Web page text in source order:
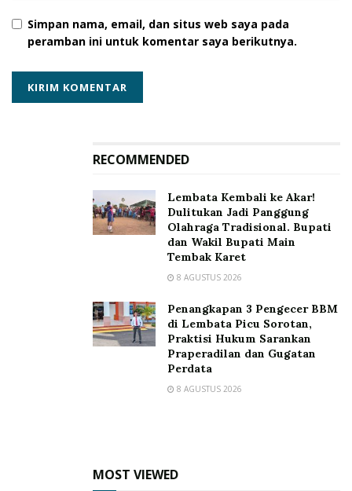
jika gugatan disusun tidak dengan cermat, maka
hasilnya sudah tentu gugatan dinyatakan tidak dapat
diterima atauniet ontvankelijke verklaard
penggugat lemah, tidak punya daya gedor.
menyandarkan nasib hukumnnya kepada
diramu penasihat hukum Latif Mangan
kurang cermat, dalam persidangan
berhasil ditangkis melalui Ekseps dari
pihak lawan dalam hal ini pak Mahmudin
Tukang, gugatan Latif Mangan kandas,
walau telah mengeluarkan banyak energi
termasuk biaya, waktu dan lain
sebagainya.” tutup Yohanes.
Kantor Advokat Juprians Lamablawa dan Rekan
Yohanes Carolus Songgur
Simpan nama, email, dan situs web saya pada
peramban ini untuk komentar saya berikutnya.
RECOMMENDED
Lembata Kembali ke Akar!
Dulitukan Jadi Panggung
Olahraga Tradisional. Bupati
dan Wakil Bupati Main
Tembak Karet
8 AGUSTUS 2026
Penangkapan 3 Pengecer BBM
di Lembata Picu Sorotan,
Praktisi Hukum Sarankan
Praperadilan dan Gugatan
Perdata
8 AGUSTUS 2026
MOST VIEWED